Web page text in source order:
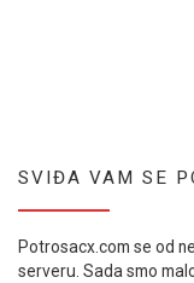
SVIĐA VAM SE
Potrosacx.com se od
serveru. Sada smo